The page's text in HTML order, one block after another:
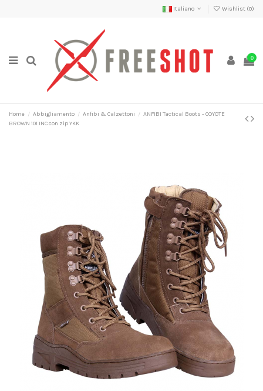
Italiano Wishlist (0)
0
Home Abbigliamento Anfibi & Calzettoni
ANFIBI Tactical Boots - COYOTE
BROWN 101 INC con zip YKK